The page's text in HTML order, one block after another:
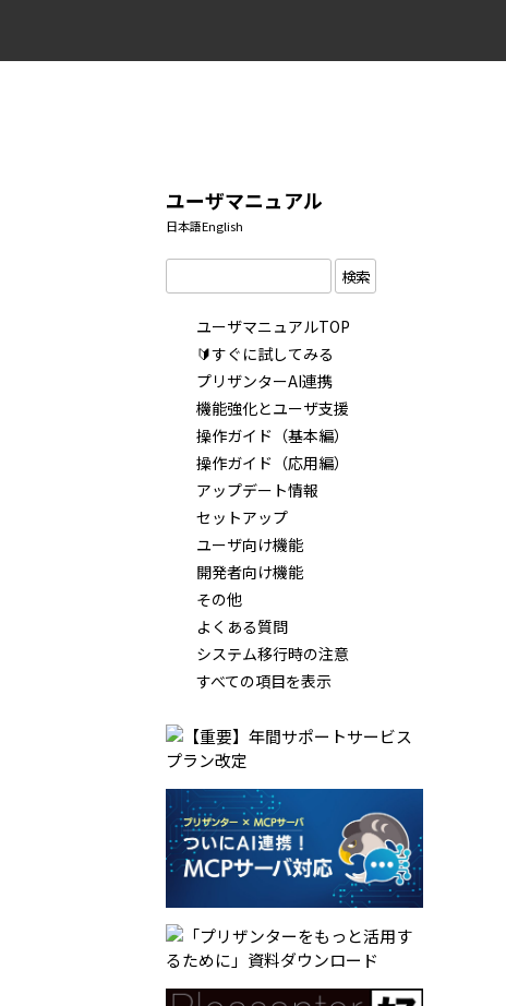
ユーザマニュアル
日本語English
検索
ユーザマニュアルTOP
🔰すぐに試してみる
プリザンターAI連携
機能強化とユーザ支援
操作ガイド（基本編）
操作ガイド（応用編）
アップデート情報
セットアップ
ユーザ向け機能
開発者向け機能
その他
よくある質問
システム移行時の注意
すべての項目を表示